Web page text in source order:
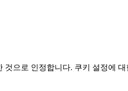
으로 인정합니다. 쿠키 설정에